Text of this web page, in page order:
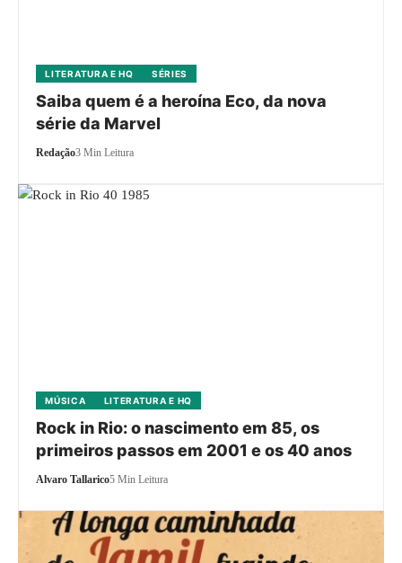
LITERATURA E HQ SÉRIES
Saiba quem é a heroína Eco, da nova
série da Marvel
Redação3 Min Leitura
MÚSICA LITERATURA E HQ
Rock in Rio: o nascimento em 85, os
primeiros passos em 2001 e os 40 anos
Alvaro Tallarico5 Min Leitura